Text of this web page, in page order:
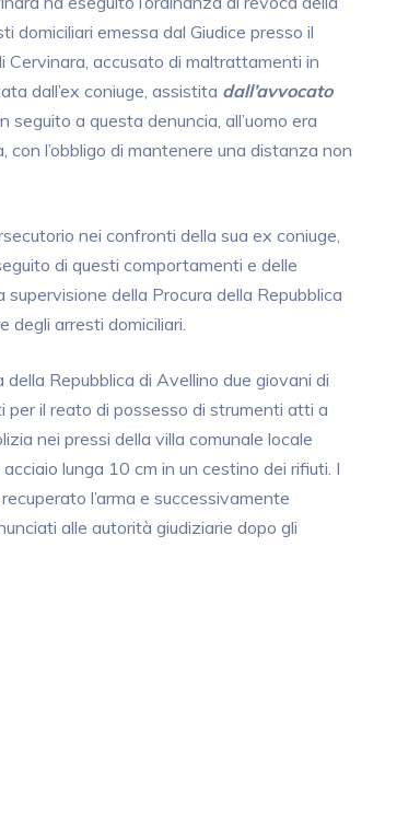
domiciliari emessa dal Giudice presso il
Cervinara, accusato di maltrattamenti in
dall’ex coniuge, assistita dall’avvocato
seguito a questa denuncia, all’uomo era
l’obbligo di mantenere una distanza non
nei confronti della sua ex coniuge,
di questi comportamenti e delle
della Procura della Repubblica
arresti domiciliari.
Repubblica di Avellino due giovani di
il reato di possesso di strumenti atti a
nei pressi della villa comunale locale
lunga 10 cm in un cestino dei rifiuti. I
l’arma e successivamente
alle autorità giudiziarie dopo gli